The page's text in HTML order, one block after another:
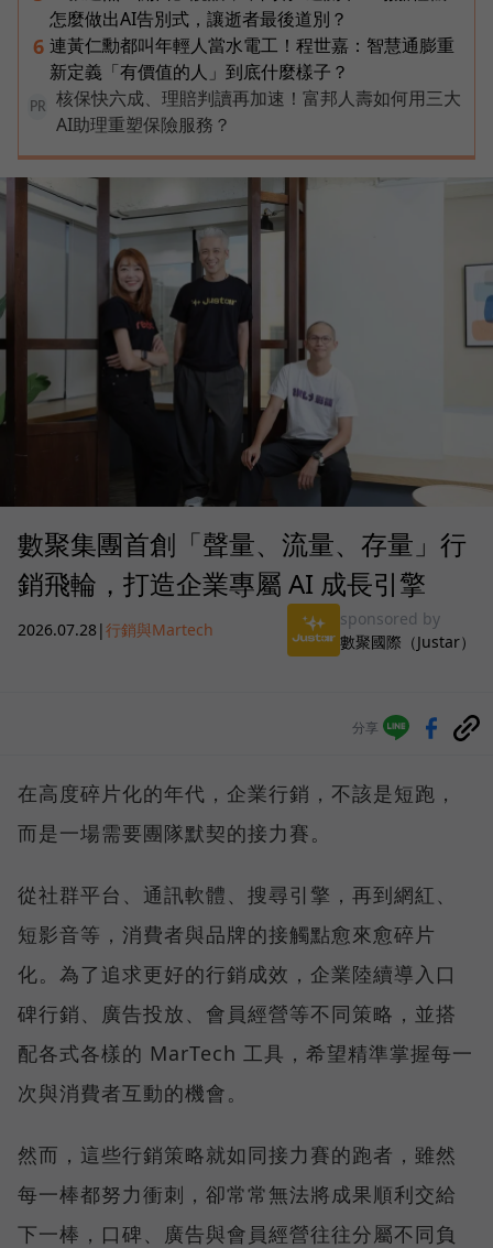
怎麼做出AI告別式，讓逝者最後道別？
6 連黃仁勳都叫年輕人當水電工！程世嘉：智慧通膨重
新定義「有價值的人」到底什麼樣子？
PR
核保快六成、理賠判讀再加速！富邦人壽如何用三大
AI助理重塑保險服務？
數聚集團首創「聲量、流量、存量」行
銷飛輪，打造企業專屬 AI 成長引擎
2026.07.28|行銷與Martech
sponsored by
數聚國際（Justar）
分享
在高度碎片化的年代，企業行銷，不該是短跑，
而是一場需要團隊默契的接力賽。
從社群平台、通訊軟體、搜尋引擎，再到網紅、
短影音等，消費者與品牌的接觸點愈來愈碎片
化。為了追求更好的行銷成效，企業陸續導入口
碑行銷、廣告投放、會員經營等不同策略，並搭
配各式各樣的 MarTech 工具，希望精準掌握每一
次與消費者互動的機會。
然而，這些行銷策略就如同接力賽的跑者，雖然
每一棒都努力衝刺，卻常常無法將成果順利交給
下一棒，口碑、廣告與會員經營往往分屬不同負